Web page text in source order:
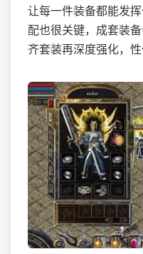
让每一件装备都能发
配也很关键，成套装
齐套装再深度强化，性